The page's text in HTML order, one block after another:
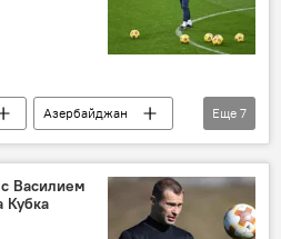
Азербайджан
ФК "Карабах"
Еще 7
Василием
Кубка